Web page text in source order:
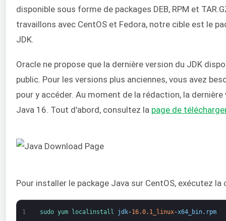
disponible sous forme de packages DEB, RPM et
travaillons avec CentOS et Fedora, notre cible est le
JDK.
Oracle ne propose que la dernière version du JDK
public. Pour les versions plus anciennes, vous avez
pour y accéder. Au moment de la rédaction, la
Java 16. Tout d'abord, consultez la page de
Pour installer le package Java sur CentOS, exécutez
1 sudo yum localinstall jdk-16.0.1_linux-x64_bin. rpm